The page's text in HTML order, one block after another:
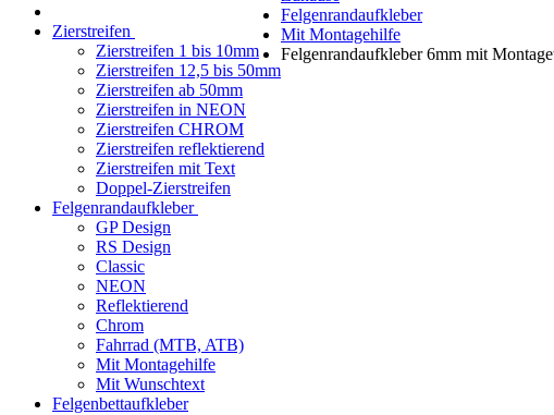
Zierstreifen
Zierstreifen 1 bis 10mm
Zierstreifen 12,5 bis 50mm
Zierstreifen ab 50mm
Zierstreifen in NEON
Zierstreifen CHROM
Zierstreifen reflektierend
Zierstreifen mit Text
Doppel-Zierstreifen
Felgenrandaufkleber
GP Design
RS Design
Classic
NEON
Reflektierend
Chrom
Fahrrad (MTB, ATB)
Mit Montagehilfe
Mit Wunschtext
Felgenbettaufkleber
Felgenrandaufkleber
Mit Montagehilfe
Felgenrandaufkleber 6mm mit